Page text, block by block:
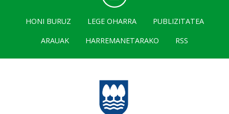
HONI BURUZ LEGE OHARRA
PUBLIZITATEA
ARAUAK
HARREMANETARAKO RSS